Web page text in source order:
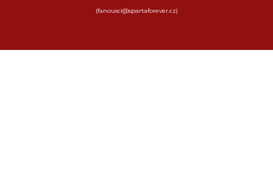
(fanousci@spartaforever.cz)